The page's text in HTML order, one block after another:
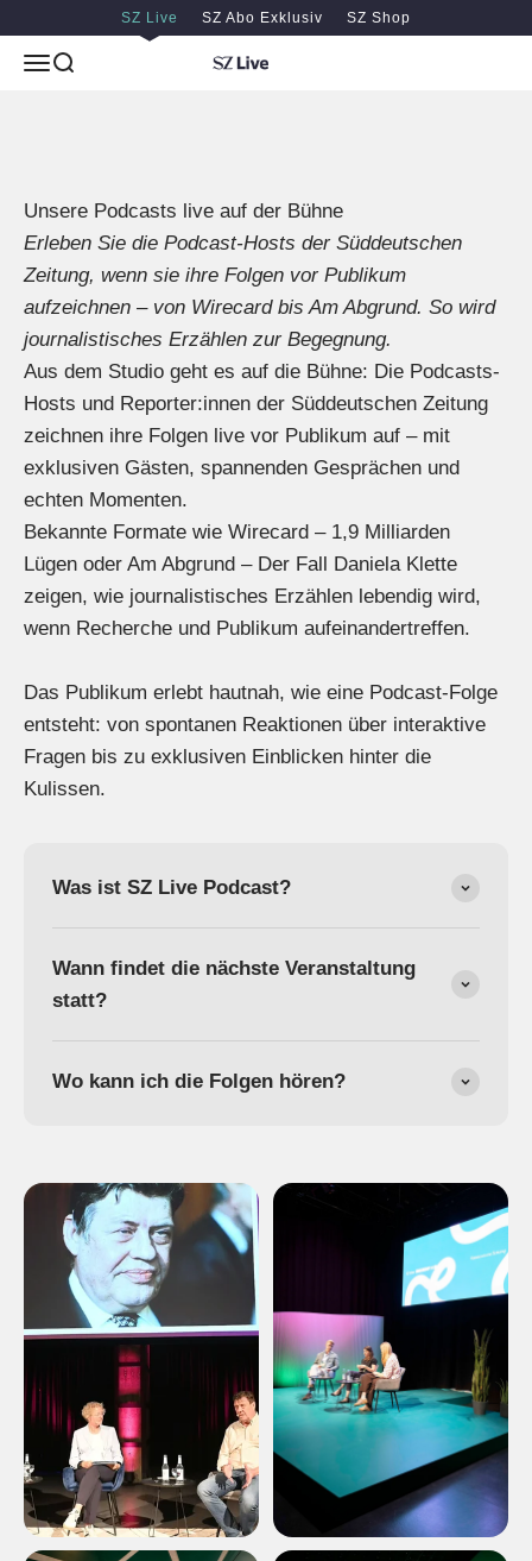
Zum Inhalt springen
Zum Hauptinhalt springen
SZ Live SZ Abo Exklusiv SZ Shop
MenüSuche
SZ Live
Unsere Podcasts live auf der Bühne
Erleben Sie die Podcast-Hosts der Süddeutschen
Zeitung, wenn sie ihre Folgen vor Publikum
aufzeichnen – von Wirecard bis Am Abgrund. So wird
journalistisches Erzählen zur Begegnung.
Aus dem Studio geht es auf die Bühne: Die Podcasts-
Hosts und Reporter:innen der Süddeutschen Zeitung
zeichnen ihre Folgen live vor Publikum auf – mit
exklusiven Gästen, spannenden Gesprächen und
echten Momenten.
Bekannte Formate wie Wirecard – 1,9 Milliarden
Lügen oder Am Abgrund – Der Fall Daniela Klette
zeigen, wie journalistisches Erzählen lebendig wird,
wenn Recherche und Publikum aufeinandertreffen.
Das Publikum erlebt hautnah, wie eine Podcast-Folge
entsteht: von spontanen Reaktionen über interaktive
Fragen bis zu exklusiven Einblicken hinter die
Kulissen.
Was ist SZ Live Podcast?
Wann findet die nächste Veranstaltung
statt?
Wo kann ich die Folgen hören?